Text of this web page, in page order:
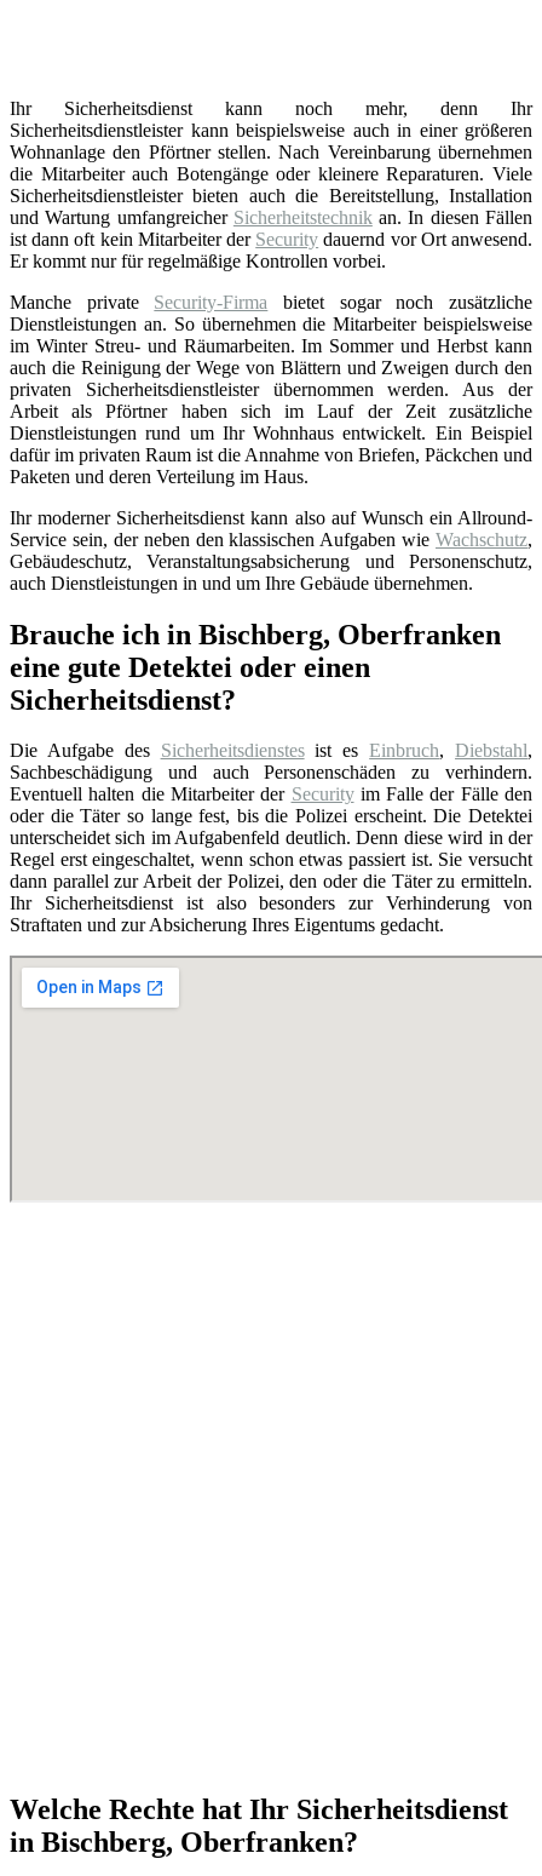
Ihr Sicherheitsdienst kann noch mehr, denn Ihr
Sicherheitsdienstleister kann beispielsweise auch in einer größeren
Wohnanlage den Pförtner stellen. Nach Vereinbarung übernehmen
die Mitarbeiter auch Botengänge oder kleinere Reparaturen. Viele
Sicherheitsdienstleister bieten auch die Bereitstellung, Installation
und Wartung umfangreicher Sicherheitstechnikan. In diesen Fällen
ist dann oft kein Mitarbeiter der Security dauernd vor Ort anwesend.
Er kommt nur für regelmäßige Kontrollen vorbei.
Manche private Security-Firma bietet sogar noch zusätzliche
Dienstleistungen an. So übernehmen die Mitarbeiter beispielsweise
im Winter Streu- und Räumarbeiten. Im Sommer und Herbst kann
auch die Reinigung der Wege von Blättern und Zweigen durch den
privaten Sicherheitsdienstleister übernommen werden. Aus der
Arbeit als Pförtner haben sich im Lauf der Zeit zusätzliche
Dienstleistungen rund um Ihr Wohnhaus entwickelt. Ein Beispiel
dafür im privaten Raum ist die Annahme von Briefen, Päckchen und
Paketen und deren Verteilung im Haus.
Ihr moderner Sicherheitsdienst kann also auf Wunsch ein Allround-
Service sein, der neben den klassischen Aufgaben wie Wachschutz,
Gebäudeschutz, Veranstaltungsabsicherung und Personenschutz,
auch Dienstleistungen in und um Ihre Gebäude übernehmen.
Brauche ich in Bischberg, Oberfranken
eine gute Detektei oder einen
Sicherheitsdienst?
Die Aufgabe des Sicherheitsdienstesist esEinbruch,Diebstahl,
Sachbeschädigung und auch Personenschäden zu verhindern.
Eventuell halten die Mitarbeiter der Securityim Falle der Fälle den
oder die Täter so lange fest, bis die Polizei erscheint. Die Detektei
unterscheidet sich im Aufgabenfeld deutlich. Denn diese wird in der
Regel erst eingeschaltet, wenn schon etwas passiert ist. Sie versucht
dann parallel zur Arbeit der Polizei, den oder die Täter zu ermitteln.
Ihr Sicherheitsdienst ist also besonders zur Verhinderung von
Straftaten und zur Absicherung Ihres Eigentums gedacht.
Welche Rechte hat Ihr Sicherheitsdienst
in Bischberg, Oberfranken?